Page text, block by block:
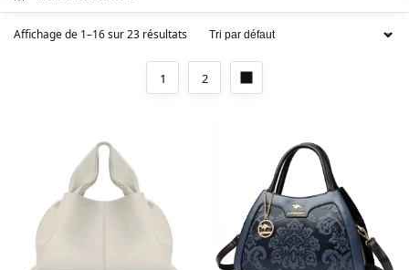
Affichage de 1–16 sur 23 résultats
1 2